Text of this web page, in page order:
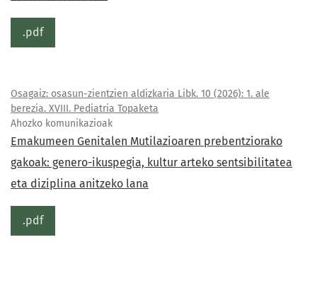
.pdf
Osagaiz: osasun-zientzien aldizkaria Libk. 10 (2026): 1. ale
berezia. XVIII. Pediatria Topaketa
Ahozko komunikazioak
Emakumeen Genitalen Mutilazioaren prebentziorako
gakoak: genero-ikuspegia, kultur arteko sentsibilitatea
eta diziplina anitzeko lana
.pdf